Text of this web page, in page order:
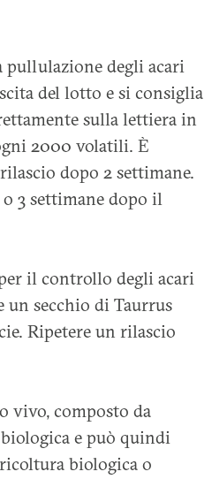
pullulazione degli acari
del lotto e si consiglia
sulla lettiera in
2000 volatili. È
dopo 2 settimane.
3 settimane dopo il
il controllo degli acari
secchio di Taurrus
Ripetere un rilascio
vivo, composto da
e può quindi
biologica o